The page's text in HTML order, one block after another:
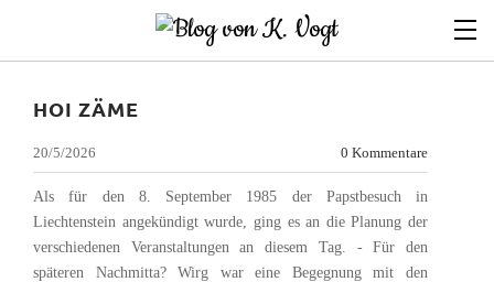
HOI ZÄME
20/5/2026 0 Kommentare
Als für den 8. September 1985 der Papstbesuch in
Liechtenstein angekündigt wurde, ging es an die Planung der
verschiedenen Veranstaltungen an diesem Tag. - Für den
späteren Nachmitta? Wirg war eine Begegnung mit den